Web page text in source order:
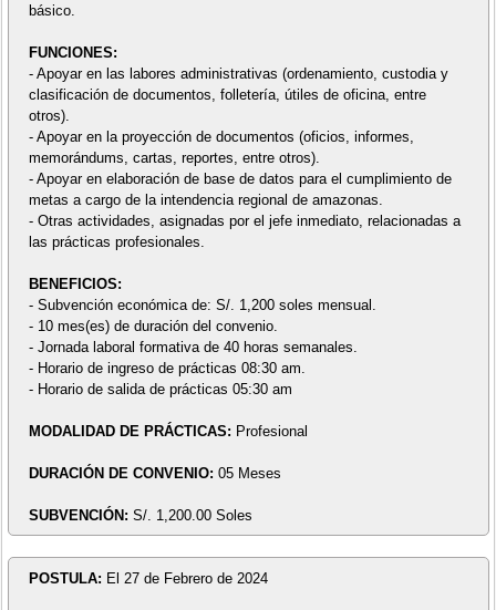
básico.
FUNCIONES:
- Apoyar en las labores administrativas (ordenamiento, custodia y
clasificación de documentos, folletería, útiles de oficina, entre
otros).
- Apoyar en la proyección de documentos (oficios, informes,
memorándums, cartas, reportes, entre otros).
- Apoyar en elaboración de base de datos para el cumplimiento de
metas a cargo de la intendencia regional de amazonas.
- Otras actividades, asignadas por el jefe inmediato, relacionadas a
las prácticas profesionales.
BENEFICIOS:
- Subvención económica de: S/. 1,200 soles mensual.
- 10 mes(es) de duración del convenio.
- Jornada laboral formativa de 40 horas semanales.
- Horario de ingreso de prácticas 08:30 am.
- Horario de salida de prácticas 05:30 am
MODALIDAD DE PRÁCTICAS: Profesional
DURACIÓN DE CONVENIO: 05 Meses
SUBVENCIÓN: S/. 1,200.00 Soles
POSTULA: El 27 de Febrero de 2024